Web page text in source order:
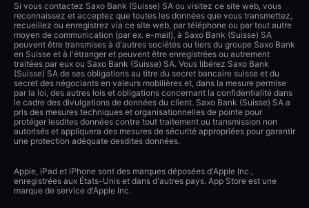
Si vous contactez Saxo Bank (Suisse) SA ou visitez ce site web, vous
reconnaissez et acceptez que toutes les données que vous transmettez,
recueillez ou enregistrez via ce site web, par téléphone ou par tout autre
moyen de communication (par ex. e-mail), à Saxo Bank (Suisse) SA
peuvent être transmises à d'autres sociétés ou tiers du groupe Saxo Bank
en Suisse et à l'étranger et peuvent être enregistrées ou autrement
traitées par eux ou Saxo Bank (Suisse) SA. Vous libérez Saxo Bank
(Suisse) SA de ses obligations au titre du secret bancaire suisse et du
secret des négociants en valeurs mobilières et, dans la mesure permise
par la loi, des autres lois et obligations concernant la confidentialité dans
le cadre des divulgations de données du client. Saxo Bank (Suisse) SA a
pris des mesures techniques et organisationnelles de pointe pour
protéger lesdites données contre tout traitement ou transmission non
autorisés et appliquera des mesures de sécurité appropriées pour garantir
une protection adéquate desdites données.
Apple, iPad et iPhone sont des marques déposées d'Apple Inc.,
enregistrées aux États-Unis et dans d'autres pays. App Store est une
marque de service d'Apple Inc.